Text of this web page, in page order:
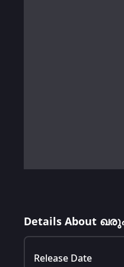
Details About
Release Date